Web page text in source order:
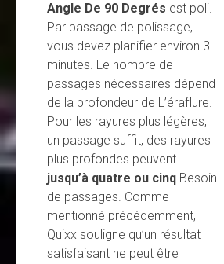
Angle De 90 Degrés est poli.
Par passage de polissage,
vous devez planifier environ 3
minutes. Le nombre de
passages nécessaires dépend
de la profondeur de L’éraflure.
Pour les rayures plus légères,
un passage suffit, des rayures
plus profondes peuvent
jusqu’à quatre ou cinq Besoin
de passages. Comme
mentionné précédemment,
Quixx souligne qu’un résultat
satisfaisant ne peut être